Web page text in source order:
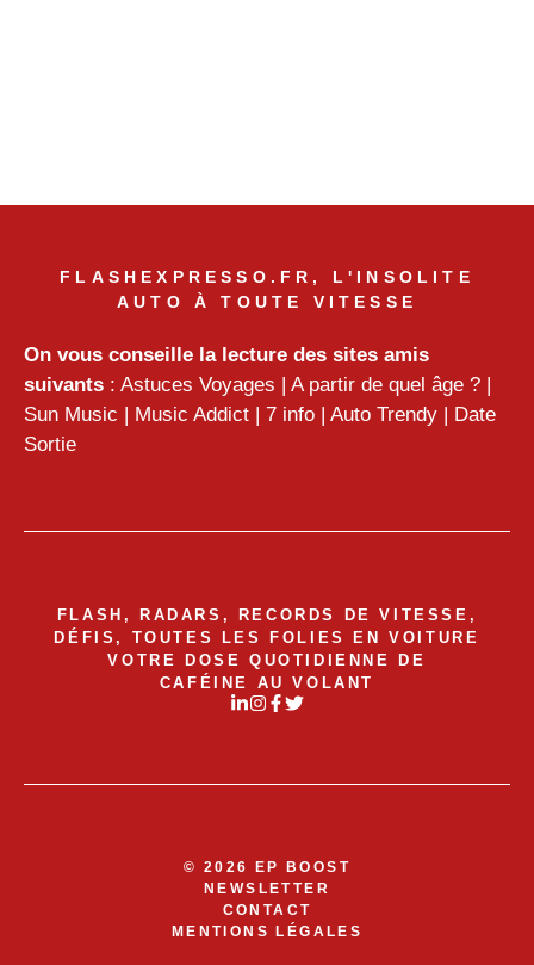
FLASHEXPRESSO.FR, L'INSOLITE
AUTO À TOUTE VITESSE
On vous conseille la lecture des sites amis
suivants : Astuces Voyages | A partir de quel âge ? |
Sun Music | Music Addict | 7 info | Auto Trendy | Date
Sortie
FLASH, RADARS, RECORDS DE VITESSE,
DÉFIS, TOUTES LES FOLIES EN VOITURE
VOTRE DOSE QUOTIDIENNE DE
CAFÉINE AU VOLANT
© 2026 EP BOOST
NEWSLETTER
CONTACT
MENTIONS LÉGALES